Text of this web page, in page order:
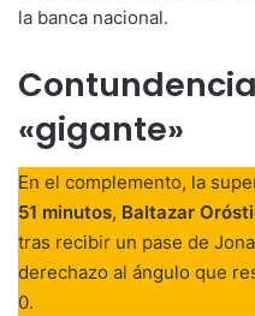
la banca nacional.
«gigante»
En el complemento, la
51 minutos, Baltazar
tras recibir un pase de
derechazo al ángulo que
0.